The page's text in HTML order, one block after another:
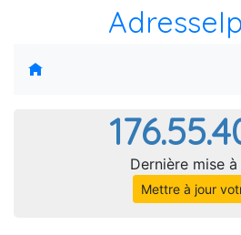
AdresseIp
Dernière mise
Mettre à jour